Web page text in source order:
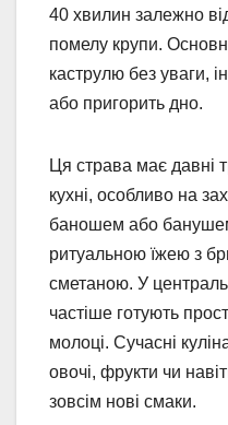
40 хвилин залежно
помелу крупи.
каструлю без уваги,
або пригорить дно.
Ця страва має давні
кухні, особливо на
баношем або
ритуальною їжею з
сметаною. У
частіше готують
молоці. Сучасні
овочі, фрукти чи
зовсім нові смаки.